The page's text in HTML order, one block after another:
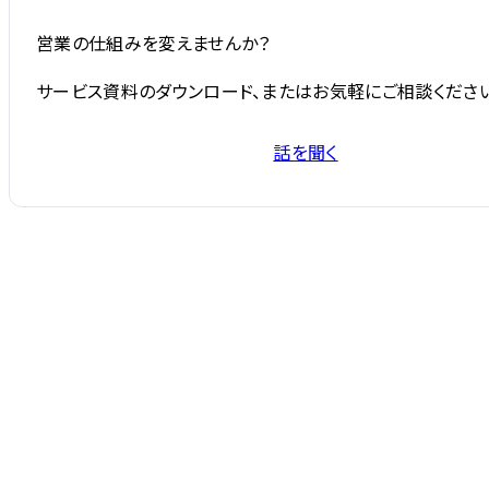
営業の仕組みを変えませんか？
サービス資料のダウンロード、またはお気軽にご相談くださ
話を聞く